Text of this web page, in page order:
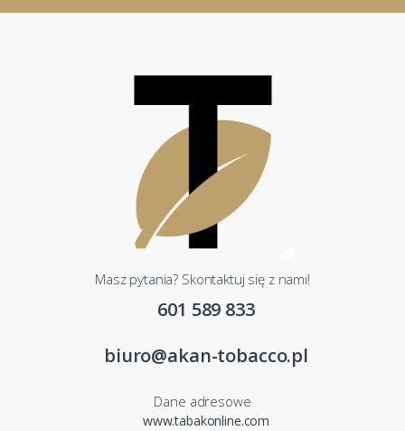
Masz pytania? Skontaktuj się z nami!
601 589 833
biuro@akan-tobacco.pl
Dane adresowe
www.tabakonline.com